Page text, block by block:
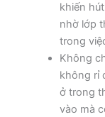
khiến
nhờ lớp
trong
Không
không rỉ
ở trong
vào mà